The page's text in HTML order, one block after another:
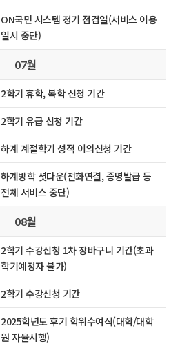
ON국민 시스템 정기 점검일(서비스 이용
일시 중단)
07월
2학기 휴학, 복학 신청 기간
2학기 유급 신청 기간
하계 계절학기 성적 이의신청 기간
하계방학 셧다운(전화연결, 증명발급 등
전체 서비스 중단)
08월
2학기 수강신청 1차 장바구니 기간(초과
학기예정자 불가)
2학기 수강신청 기간
2025학년도 후기 학위수여식(대학/대학
원 자율시행)